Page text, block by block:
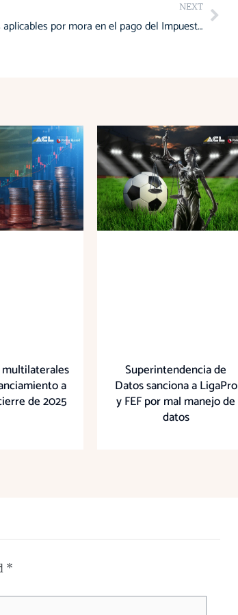
NEXT
Multas e intereses aplicables por mora en el pago del Impuesto a la Renta
a
de 2025
Superintendencia de
Datos sanciona a LigaPro
y FEF por mal manejo de
datos
*